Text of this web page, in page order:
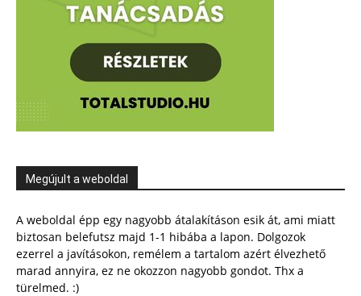
Megújult a weboldal
A weboldal épp egy nagyobb átalakításon esik át, ami miatt
biztosan belefutsz majd 1-1 hibába a lapon. Dolgozok
ezerrel a javításokon, remélem a tartalom azért élvezhető
marad annyira, ez ne okozzon nagyobb gondot. Thx a
türelmed. :)